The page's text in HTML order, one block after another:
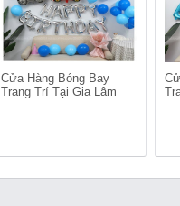
Cửa Hàng Bóng Bay
Trang Trí Tại Gia Lâm